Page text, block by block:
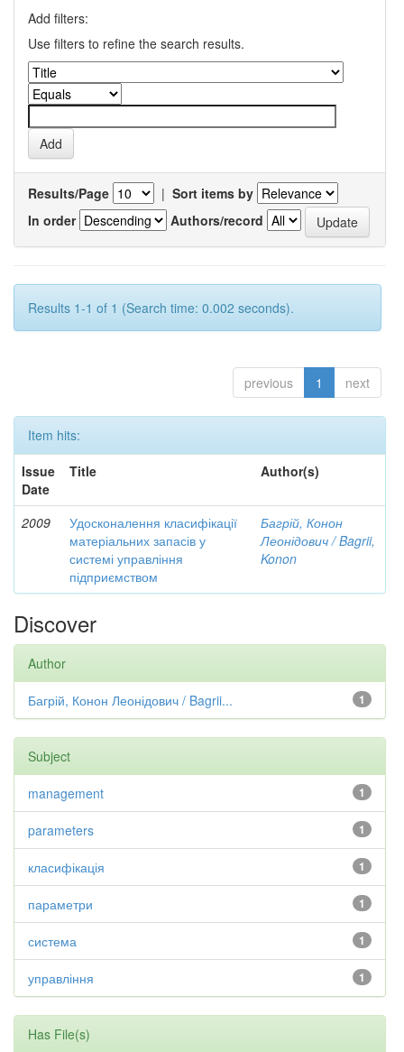
Add filters:
Use filters to refine the search results.
Results/Page | Sort items by
In order
Authors/record
Results 1-1 of 1 (Search time: 0.002 seconds).
previous 1 next
Item hits:
Issue
Date
Title Author(s)
2009
Удосконалення класифікації
матеріальних запасів у
системі управління
підприємством
Багрій, Конон
Леонідович / Bagrii,
Konon
Discover
Author
1
Багрій, Конон Леонідович / Bagrii...
Subject
1
management
1
parameters
1
класифікація
1
параметри
1
система
1
управління
Has File(s)